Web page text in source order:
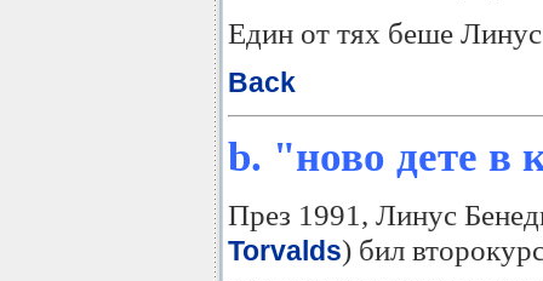
Един от тях беше
Back
b. "ново дете в
През 1991, Линус
Torvalds) бил